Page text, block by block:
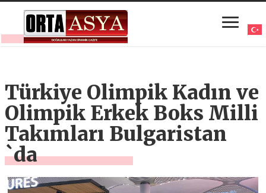
Türkiye Olimpik Kadın ve
Olimpik Erkek Boks Milli
Takımları Bulgaristan
`da